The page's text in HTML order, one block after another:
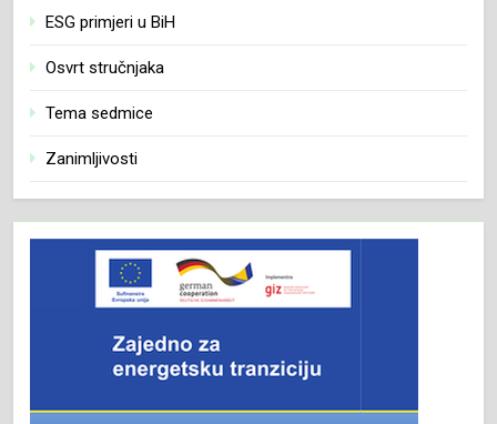
ESG primjeri u BiH
Osvrt stručnjaka
Tema sedmice
Zanimljivosti